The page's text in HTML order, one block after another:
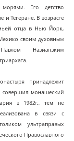
Его детство
и Тегеране. В возрасте
отца в Нью Йорк,
своим духовным
Назианзким
принадлежит
совершил монашеский
в 1982г., тем не
в связи с
ультраправых
Православного